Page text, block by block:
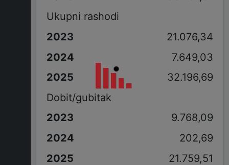
Ukupni rashodi
21.076,34
7.649,03
32.196,69
Dobit/gubitak
9.768,09
202,69
21.759,51